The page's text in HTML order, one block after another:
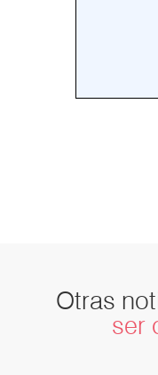
Otras
ser